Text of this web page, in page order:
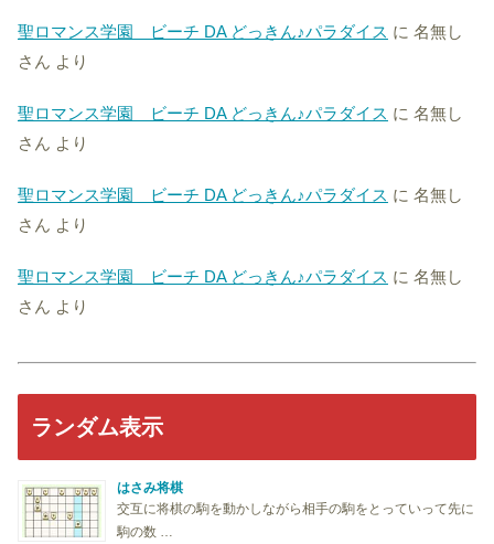
聖ロマンス学園 ビーチ DA どっきん♪パラダイス に 名無し
さん より
聖ロマンス学園 ビーチ DA どっきん♪パラダイス に 名無し
さん より
聖ロマンス学園 ビーチ DA どっきん♪パラダイス に 名無し
さん より
聖ロマンス学園 ビーチ DA どっきん♪パラダイス に 名無し
さん より
ランダム表示
はさみ将棋
交互に将棋の駒を動かしながら相手の駒をとっていって先に
駒の数 …